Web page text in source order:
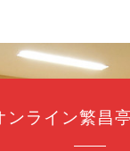
ンライン繁昌